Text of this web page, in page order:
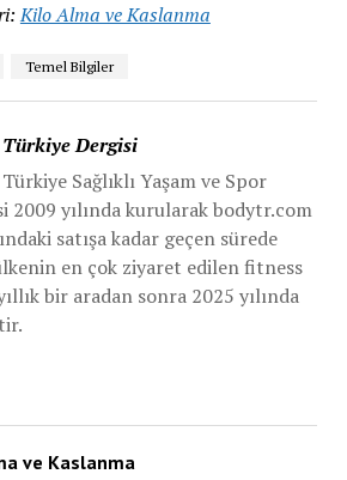
Kilo Alma ve Kaslanma
Temel Bilgiler
Dergisi
Sağlıklı Yaşam ve Spor
2009 yılında kurularak bodytr.com
satışa kadar geçen sürede
en çok ziyaret edilen fitness
bir aradan sonra 2025 yılında
ve Kaslanma